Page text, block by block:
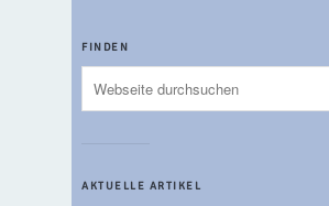
FINDEN
AKTUELLE ARTIKEL